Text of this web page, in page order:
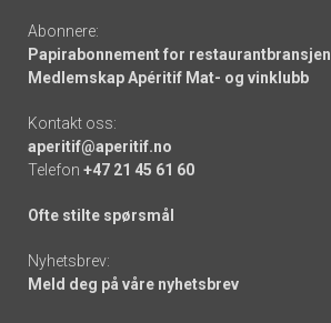
Abonnere:
Papirabonnement for restaurantbransjen
Medlemskap Apéritif Mat- og vinklubb
Kontakt oss:
aperitif@aperitif.no
Telefon +47 21 45 61 60
Ofte stilte spørsmål
Nyhetsbrev:
Meld deg på våre nyhetsbrev